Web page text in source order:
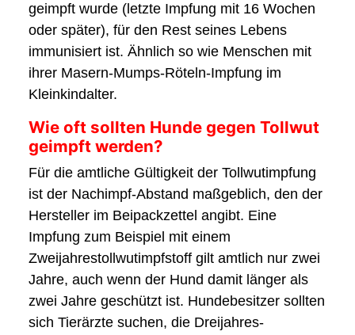
geimpft wurde (letzte Impfung mit 16 Wochen
oder später), für den Rest seines Lebens
immunisiert ist. Ähnlich so wie Menschen mit
ihrer Masern-Mumps-Röteln-Impfung im
Kleinkindalter.
Wie oft sollten Hunde gegen Tollwut
geimpft werden?
Für die amtliche Gültigkeit der Tollwutimpfung
ist der Nachimpf-Abstand maßgeblich, den der
Hersteller im Beipackzettel angibt. Eine
Impfung zum Beispiel mit einem
Zweijahrestollwutimpfstoff gilt amtlich nur zwei
Jahre, auch wenn der Hund damit länger als
zwei Jahre geschützt ist. Hundebesitzer sollten
sich Tierärzte suchen, die Dreijahres-